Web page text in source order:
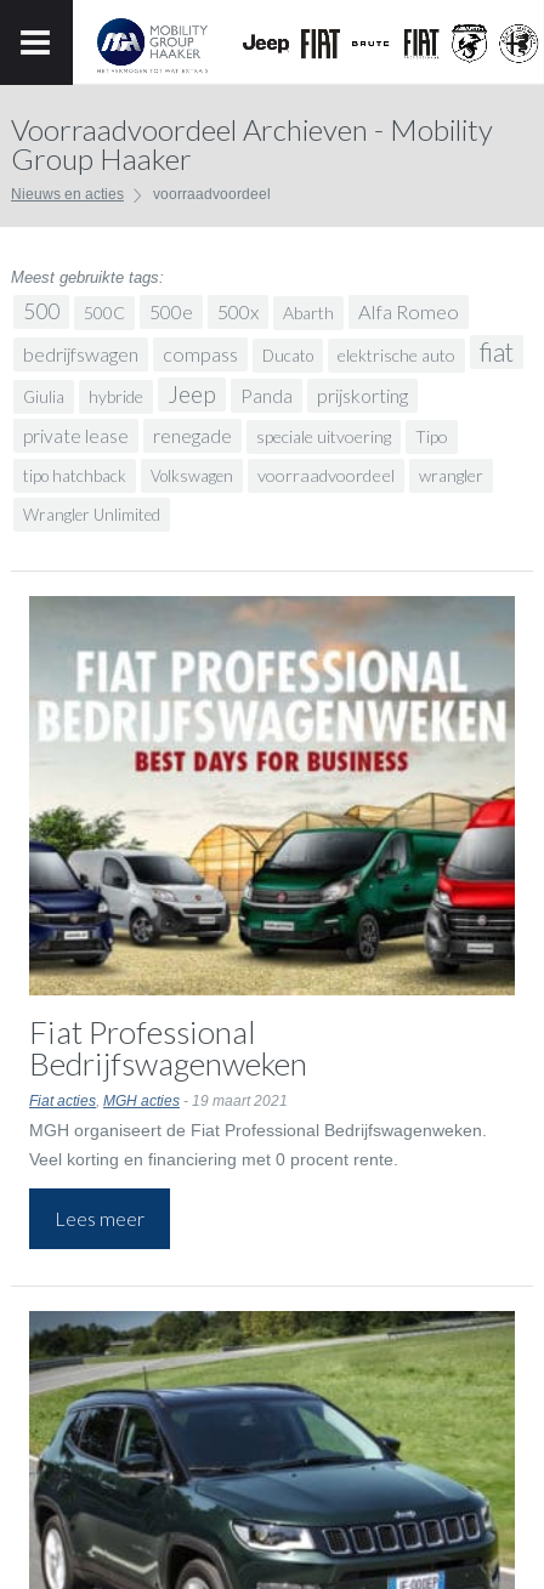
Voorraadvoordeel Archieven - Mobility
Group Haaker
Nieuws en acties voorraadvoordeel
Meest gebruikte tags:
500 500C 500e 500x Abarth
Alfa Romeo
bedrijfswagen
compass Ducato elektrische auto fiat
Giulia hybride Jeep Panda prijskorting
private lease renegade speciale uitvoering Tipo
tipo hatchback Volkswagen voorraadvoordeel wrangler
Wrangler Unlimited
Fiat Professional
Bedrijfswagenweken
Fiat acties, MGH acties- 19 maart 2021
MGH organiseert de Fiat Professional Bedrijfswagenweken.
Veel korting en financiering met 0 procent rente.
Lees meer